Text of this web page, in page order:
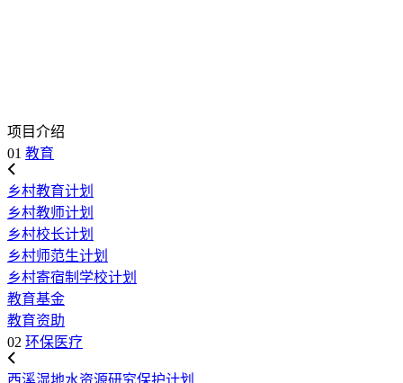
项目介绍
01 教育
乡村教育计划
乡村教师计划
乡村校长计划
乡村师范生计划
乡村寄宿制学校计划
教育基金
教育资助
02 环保医疗
西溪湿地水资源研究保护计划